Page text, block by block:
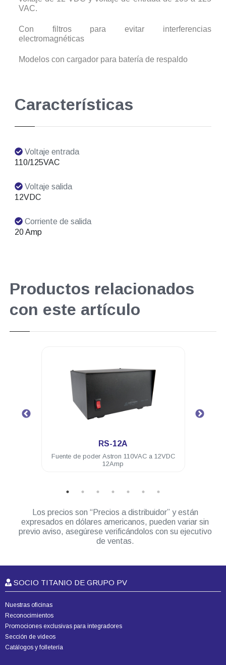
VAC.
Con filtros para evitar interferencias
electromagnéticas
Modelos con cargador para batería de respaldo
Características
Voltaje entrada
110/125VAC
Voltaje salida
12VDC
Corriente de salida
20 Amp
Productos relacionados
con este artículo
Fuente de poder Astron 110VAC a 12VDC
Los precios son “Precios a distribuidor” y están
expresados en dólares americanos, pueden variar sin
previo aviso, asegúrese verificándolos con su ejecutivo
de ventas.
SOCIO TITANIO DE GRUPO PV
Nuestras oficinas
Reconocimientos
Promociones exclusivas para integradores
Sección de videos
Catálogos y folletería